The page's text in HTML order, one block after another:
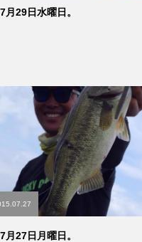
7月29日水曜日。
7月27日月曜日。